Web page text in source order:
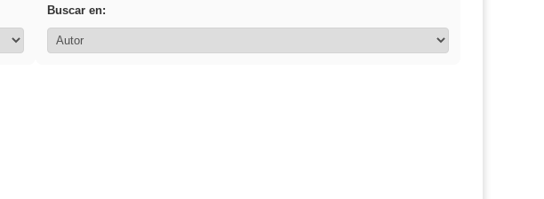
Buscar en: